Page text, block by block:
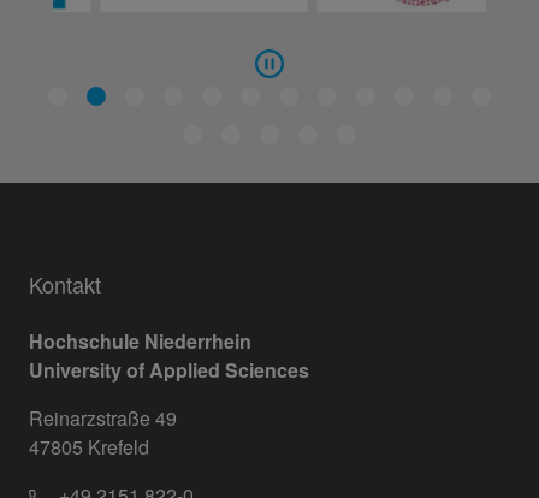
Kontakt
Hochschule Niederrhein
University of Applied Sciences
Reinarzstraße 49
47805 Krefeld